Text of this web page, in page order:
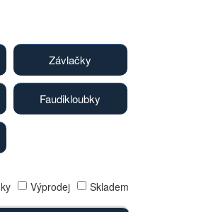
Závlačky
Faudikloubky
Výprodej Skladem